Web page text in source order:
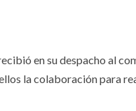
en su despacho al
la colaboración para